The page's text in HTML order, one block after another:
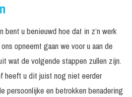
bent u benieuwd hoe dat in z’n werk
opneemt gaan we voor u aan de
wat de volgende stappen zullen zijn.
heeft u dit juist nog niet eerder
persoonlijke en betrokken benadering